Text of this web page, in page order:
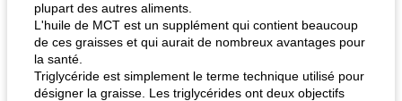
plupart des autres aliments.
L'huile de MCT est un supplément qui contient beaucoup
de ces graisses et qui aurait de nombreux avantages pour
la santé.
Triglycéride est simplement le terme technique utilisé pour
désigner la graisse. Les triglycérides ont deux objectifs